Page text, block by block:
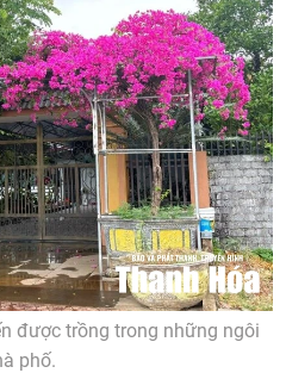
được trồng trong những ngôi
phố.